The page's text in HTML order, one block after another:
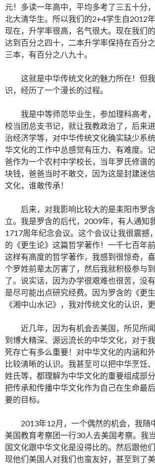
元！多读一年高中，平均多考了三五十分
北大清华生。所以我们的2+4学生自2012
现在，升学率很高，名气很大。现在我们
达到百分之四十，二本升学率保持在百分
三本，有百分之八九十。
这就是中华传统文化的魅力所在！但
识，经历了一个漫长的过程。
我是中等师范毕业生，参加理科高考
校当团总支书记，就让我教政治了，后来
治经济学等，对中华传统文化确实缺少系
华文化的工作中总感觉有压力、有难度。
爸作为一个农村中学校长，当年罗氏修谱
块钱，爸爸当时不敢交，因为这是封建迷
文化，谁敢传承！
后来，对我影响比较大的是耒阳市罗
立。我是罗含的后代，2009年，有人通知
1717周年纪念会议。这个会议让我很震撼
的《更生论》这篇哲学著作！一千七百年
这样有高度的哲学著作，我感到很惊奇，
个罗姓前辈太厉害了，然后我就积极参与
了。说实话，因为办学很艰难也很苦，没
是尽可能出点研究经费。因为罗含的《更
《湘中山水记》，我对传统文化的认识，
近几年，因为有机会去美国，所见所
到博大精深、源远流长的中华文化，对于
死存亡有多么重要！对中华文化的内涵和
比较清晰的认识。我甚至可以把中华烹饪
姓氏等，都理解为中华文化的重要组成部
把传承和传播中华文化作为自己在生命最
要的目标。
2013年12月，一个偶然的机会，我随
美国教育考察团一行30人去美国考察。我
国文化跟中华文化是没得比的。然后跟他
现他们美国人对我们也蛮友好，甚至到了